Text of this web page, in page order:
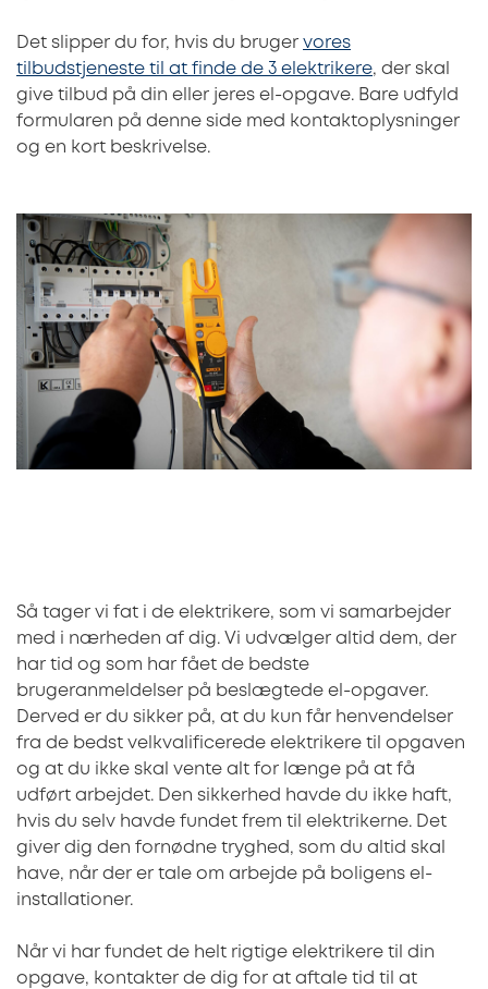
Det slipper du for, hvis du bruger vores
tilbudstjeneste til at finde de 3 elektrikere, der skal
give tilbud på din eller jeres el-opgave. Bare udfyld
formularen på denne side med kontaktoplysninger
og en kort beskrivelse.
Så tager vi fat i de elektrikere, som vi samarbejder
med i nærheden af dig. Vi udvælger altid dem, der
har tid og som har fået de bedste
brugeranmeldelser på beslægtede el-opgaver.
Derved er du sikker på, at du kun får henvendelser
fra de bedst velkvalificerede elektrikere til opgaven
og at du ikke skal vente alt for længe på at få
udført arbejdet. Den sikkerhed havde du ikke haft,
hvis du selv havde fundet frem til elektrikerne. Det
giver dig den fornødne tryghed, som du altid skal
have, når der er tale om arbejde på boligens el-
installationer.
Når vi har fundet de helt rigtige elektrikere til din
opgave, kontakter de dig for at aftale tid til at